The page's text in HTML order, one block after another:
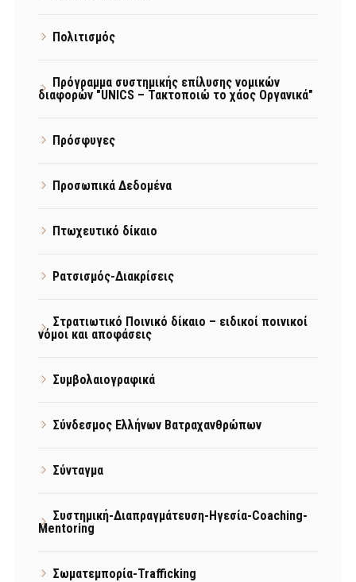
Πολιτισμός
Πρόγραμμα συστημικής επίλυσης νομικών
διαφορών "UNICS – Τακτοποιώ το χάος Οργανικά"
Πρόσφυγες
Προσωπικά Δεδομένα
Πτωχευτικό δίκαιο
Ρατσισμός-Διακρίσεις
Στρατιωτικό Ποινικό δίκαιο – ειδικοί ποινικοί
νόμοι και αποφάσεις
Συμβολαιογραφικά
Σύνδεσμος Ελλήνων Βατραχανθρώπων
Σύνταγμα
Συστημική-Διαπραγμάτευση-Ηγεσία-Coaching-
Mentoring
Σωματεμπορία-Trafficking